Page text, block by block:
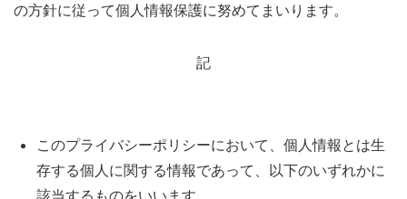
の方針に従って個人情報保護に努めてまいります。
記
このプライバシーポリシーにおいて、個人情報とは生
存する個人に関する情報であって、以下のいずれかに
該当するものをいいます。